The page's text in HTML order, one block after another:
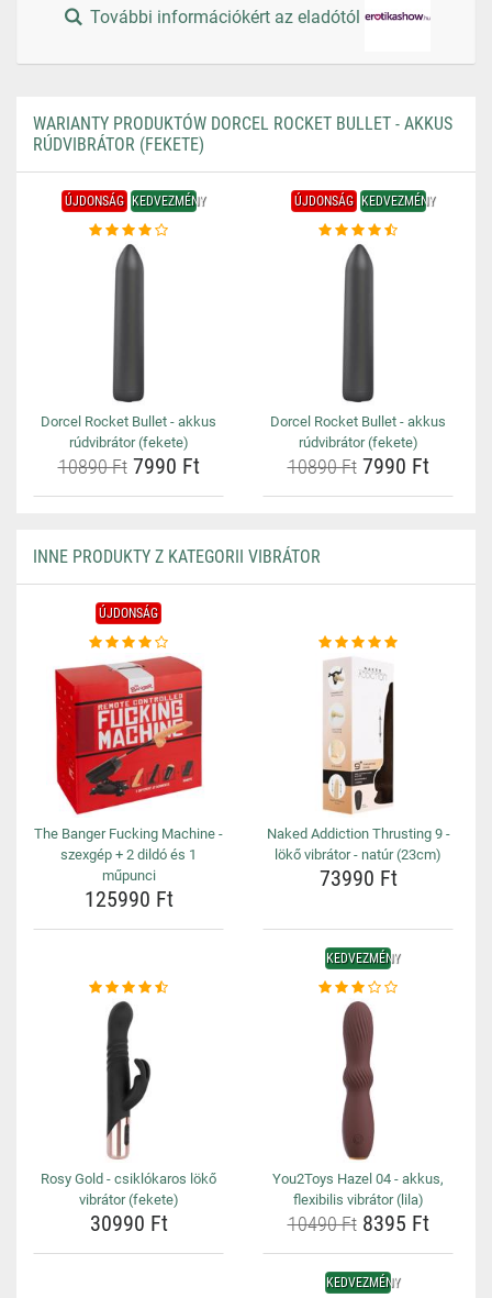
További információkért az eladótól
WARIANTY PRODUKTÓW DORCEL ROCKET BULLET - AKKUS
RÚDVIBRÁTOR (FEKETE)
ÚJDONSÁG KEDVEZMÉNY
Dorcel Rocket Bullet - akkus
rúdvibrátor (fekete)
10890 Ft7990 Ft
ÚJDONSÁG KEDVEZMÉNY
Dorcel Rocket Bullet - akkus
rúdvibrátor (fekete)
10890 Ft7990 Ft
INNE PRODUKTY Z KATEGORII VIBRÁTOR
ÚJDONSÁG
The Banger Fucking Machine -
szexgép + 2 dildó és 1
műpunci
125990 Ft
Naked Addiction Thrusting 9 -
lökő vibrátor - natúr (23cm)
73990 Ft
Rosy Gold - csiklókaros lökő
vibrátor (fekete)
30990 Ft
KEDVEZMÉNY
You2Toys Hazel 04 - akkus,
flexibilis vibrátor (lila)
10490 Ft8395 Ft
KEDVEZMÉNY